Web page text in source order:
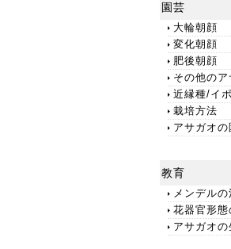
園芸
大輪朝顔
変化朝顔
肥後朝顔
その他のア
近縁種/イ
栽培方法
アサガオの
教育
メンデルの
花器官形
アサガオの